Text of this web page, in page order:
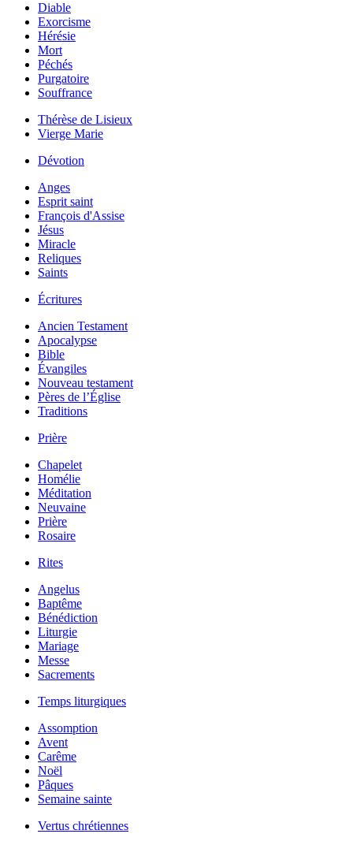
Diable
Exorcisme
Hérésie
Mort
Péchés
Purgatoire
Souffrance
Thérèse de Lisieux
Vierge Marie
Dévotion
Anges
Esprit saint
François d'Assise
Jésus
Miracle
Reliques
Saints
Écritures
Ancien Testament
Apocalypse
Bible
Évangiles
Nouveau testament
Pères de l’Église
Traditions
Prière
Chapelet
Homélie
Méditation
Neuvaine
Prière
Rosaire
Rites
Angelus
Baptême
Bénédiction
Liturgie
Mariage
Messe
Sacrements
Temps liturgiques
Assomption
Avent
Carême
Noël
Pâques
Semaine sainte
Vertus chrétiennes